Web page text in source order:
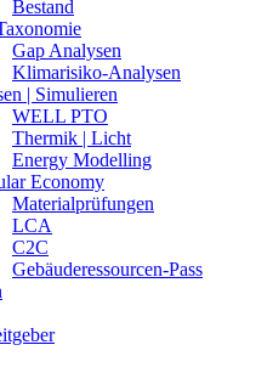
Bestand
Gap Analysen
Klimarisiko-Analysen
| Simulieren
WELL PTO
Thermik | Licht
Energy Modelling
Economy
Materialprüfungen
LCA
C2C
Gebäuderessourcen-Pass